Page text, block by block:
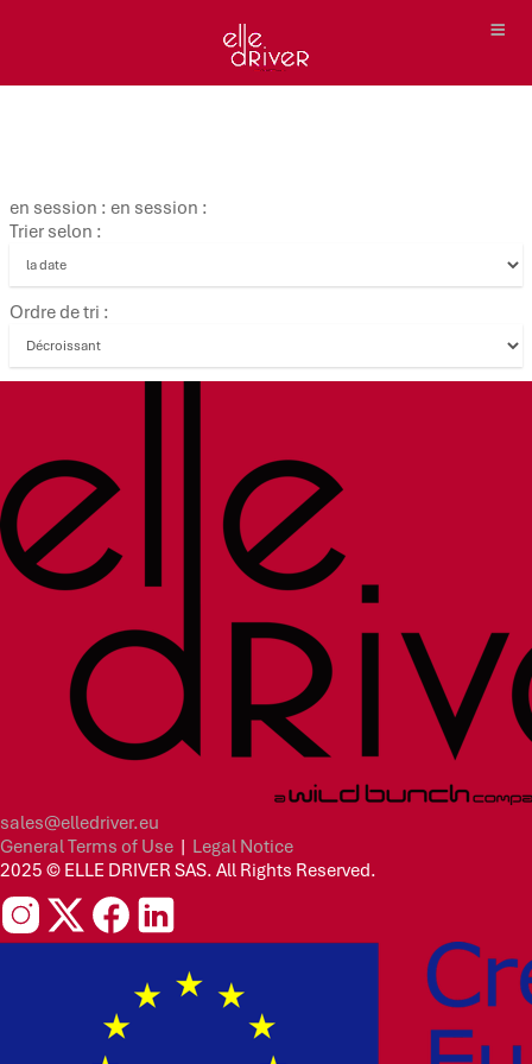
en session : en session :
Trier selon :
Ordre de tri :
sales@elledriver.eu
General Terms of Use | Legal Notice
2025 © ELLE DRIVER SAS. All Rights Reserved.